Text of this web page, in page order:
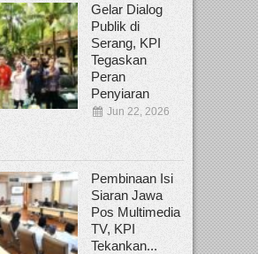
Gelar Dialog
Publik di
Serang, KPI
Tegaskan
Peran
Penyiaran
Jun 22, 2026
Pembinaan Isi
Siaran Jawa
Pos Multimedia
TV, KPI
Tekankan...